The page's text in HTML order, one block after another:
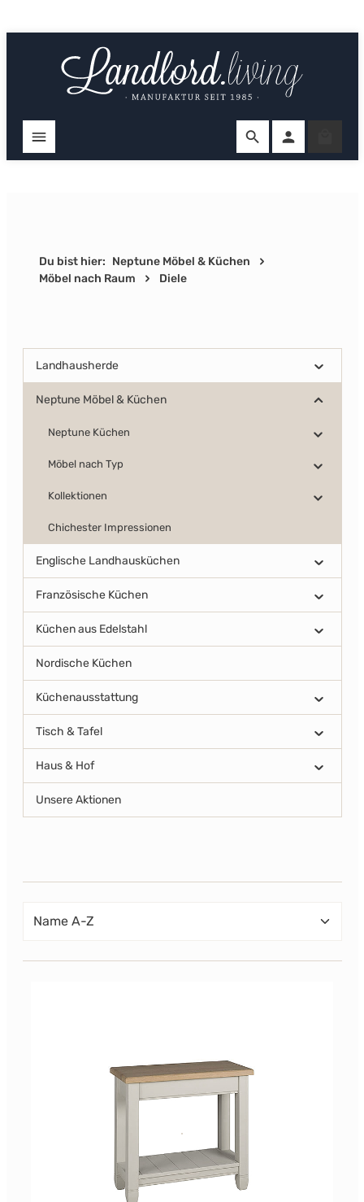
Du bist hier: Neptune Möbel & Küchen
Möbel nach Raum
Diele
Landhausherde
Neptune Möbel & Küchen
Neptune Küchen
Möbel nach Typ
Kollektionen
Chichester Impressionen
Englische Landhausküchen
Französische Küchen
Küchen aus Edelstahl
Nordische Küchen
Küchenausstattung
Tisch & Tafel
Haus & Hof
Unsere Aktionen